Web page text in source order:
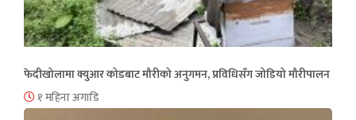
फेदीखोलामा क्युआर कोडबाट मौरीको अनुगमन, प्रविधिसँग जोडियो मौरीपालन
१ महिना अगाडि